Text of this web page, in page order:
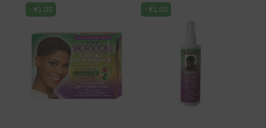
Red
aantal
6oz/170
-€1.00 -€1.00